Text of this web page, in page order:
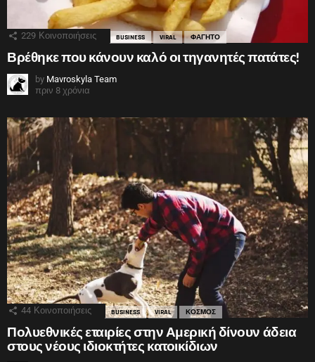
229 Κοινοποιήσεις BUSINESS VIRAL ΦΑΓΗΤΟ
Βρέθηκε που κάνουν καλό οι τηγανητές πατάτες!
by Mavroskyla Team
πριν 8 χρόνια
44 Κοινοποιήσεις BUSINESS VIRAL ΚΟΣΜΟΣ
Πολυεθνικές εταιρίες στην Αμερική δίνουν άδεια
στους νέους ιδιοκτήτες κατοικίδιων